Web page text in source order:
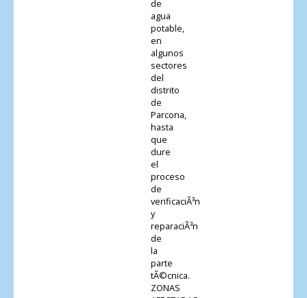
de
agua
potable,
en
algunos
sectores
del
distrito
de
Parcona,
hasta
que
dure
el
proceso
de
verificaciÃ³n
y
reparaciÃ³n
de
la
parte
tÃ©cnica.
ZONAS